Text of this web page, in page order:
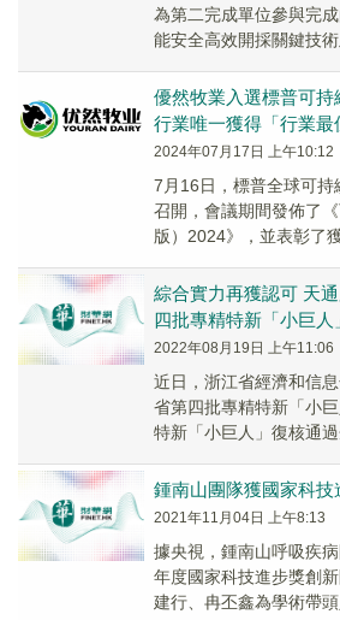
為第二完成單位參與完
能安全高效開採關鍵技
術...
優然牧業入選標普可
行業唯一獲得「行業最
2024年07月17日 上午10:12
7月16日，標普全球可
召開，會議期間發佈了
版）2024》，並表彰了
綜合實力再獲認可 天
四批專精特新「小巨
2022年08月19日 上午11:06
近日，浙江省經濟和信
省第四批專精特新「小
特新「小巨人」復核通
榜上有名。...
鍾南山團隊獲國家科技
2021年11月04日 上午8:13
據央視，鍾南山呼吸疾
年度國家科技進步獎創
建行、冉丕鑫為學術帶